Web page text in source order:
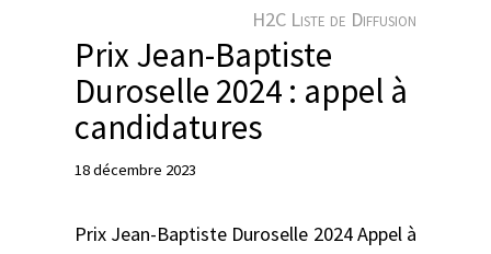
H2C Liste de Diffusion
Prix Jean-Baptiste
Duroselle 2024 : appel à
candidatures
18 décembre 2023
Prix Jean-Baptiste Duroselle 2024 Appel à